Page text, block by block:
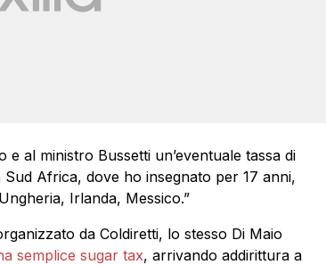
al ministro Bussetti un’eventuale tassa di
Africa, dove ho insegnato per 17 anni,
Irlanda, Messico.”
da Coldiretti, lo stesso Di Maio
semplice sugar tax, arrivando addirittura a